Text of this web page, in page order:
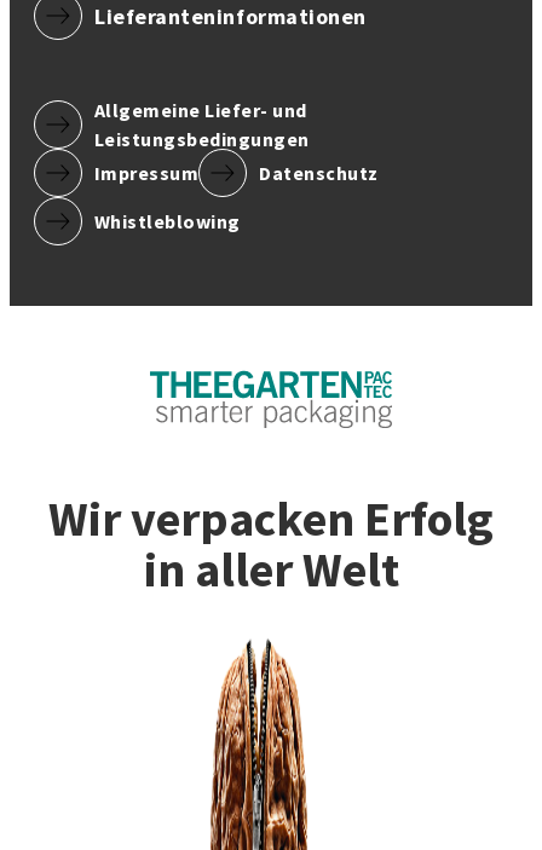
Lieferanteninformationen
Allgemeine Liefer- und
Leistungsbedingungen
Impressum
Datenschutz
Whistleblowing
Wir verpacken Erfolg
in aller Welt